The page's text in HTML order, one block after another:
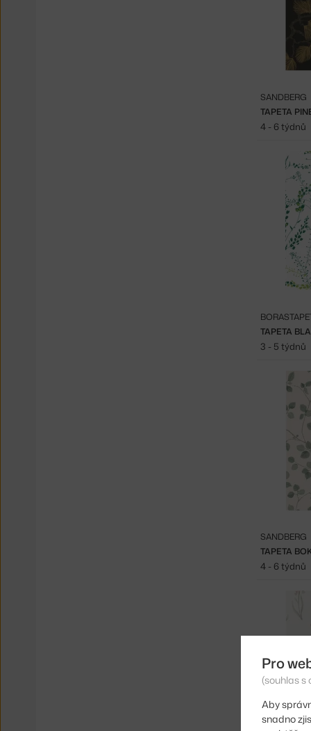
TAPETA
SANDBERG
4 - 6 týdnů
TAPETA
3 - 5 týdnů
TAPETA
SANDBERG
4 - 6 týdnů
Pro
(souhlas s
Aby
snadno